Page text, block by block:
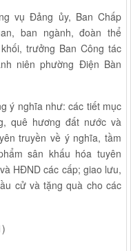
vụ Đảng ủy, Ban Chấp
ban ngành, đoàn thể
trưởng Ban Công tác
niên phường Điện Bàn
ý nghĩa như: các tiết mục
quê hương đất nước và
truyền về ý nghĩa, tầm
sân khấu hóa tuyên
HĐND các cấp; giao lưu,
cử và tặng quà cho các